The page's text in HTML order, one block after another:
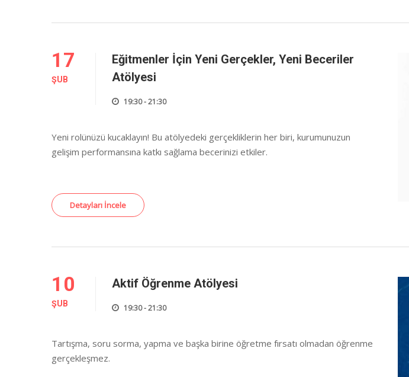
17
ŞUB
Eğitmenler İçin Yeni Gerçekler, Yeni Beceriler
Atölyesi
19:30 - 21:30
Yeni rolünüzü kucaklayın! Bu atölyedeki gerçekliklerin her biri, kurumunuzun
gelişim performansına katkı sağlama becerinizi etkiler.
Detayları İncele
10
ŞUB
Aktif Öğrenme Atölyesi
19:30 - 21:30
Tartışma, soru sorma, yapma ve başka birine öğretme fırsatı olmadan öğrenme
gerçekleşmez.